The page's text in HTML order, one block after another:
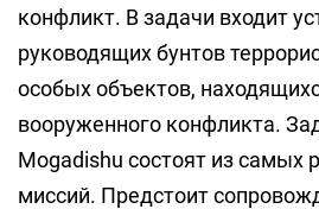
конфликт. В задачи входит
руководящих бунтов
особых объектов,
вооруженного конфликта.
Mogadishu состоят из самых
миссий. Предстоит